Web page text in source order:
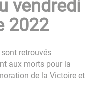
vendredi
2022
retrouvés
aux morts pour la
de la Victoire et